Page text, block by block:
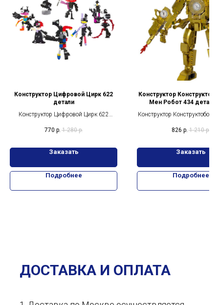
Конструктор Цифровой Цирк 622
детали
Конструктор Цифровой Цирк 622
770 р. 1 280 р.
Заказать
Подробнее
Конструктор
Мен Робот 434 детали
Конструктор
826 р. 1 210 р.
Заказать
Подробнее
ДОСТАВКА И ОПЛАТА